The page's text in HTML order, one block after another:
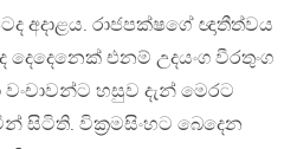
අදාළය. රාජපක්ෂගේ ඥාතීත්වය
එනම් උදයංග වීරතුංග
හසුව දැන් මෙරට
වික්‍රමසිංහට බෙදෙන